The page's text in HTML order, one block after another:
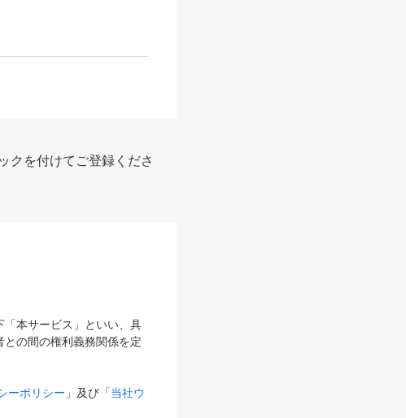
クを付けてご登録くださ
本サービス」といい、具
の間の権利義務関係を定
ーポリシー 」及び「当社ウ